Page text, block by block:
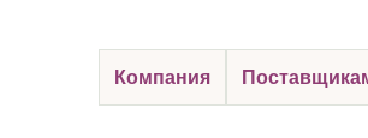
Компания